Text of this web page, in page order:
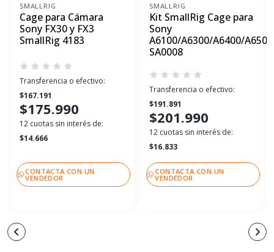
SMALLRIG
Cage para Cámara
Sony FX30 y FX3
SmallRig 4183
Transferencia o efectivo:
$167.191
$175.990
12 cuotas sin interés de:
$14.666
CONTACTA CON UN
VENDEDOR
SMALLRIG
Kit SmallRig Cage para
Sony
A6100/A6300/A6400/A6500
SA0008
Transferencia o efectivo:
$191.891
$201.990
12 cuotas sin interés de:
$16.833
CONTACTA CON UN
VENDEDOR